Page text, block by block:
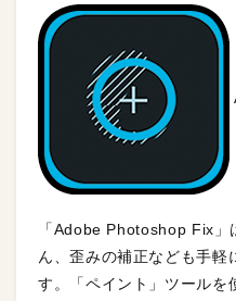
「Adobe Photoshop Fix」
ん、歪みの補正なども手軽
す。「ペイント」ツールを